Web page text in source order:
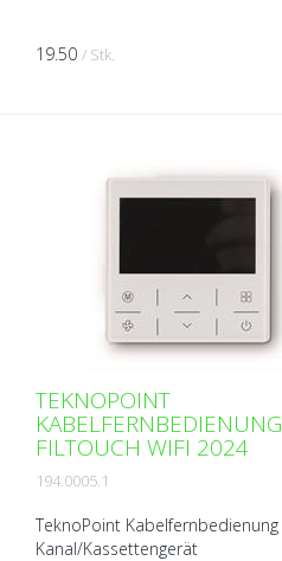
19.50 / Stk.
TEKNOPOINT
KABELFERNBEDIENUNG
FILTOUCH WIFI 2024
194.0005.1
TeknoPoint Kabelfernbedienung
Kanal/Kassettengerät